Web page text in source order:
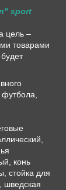
sport
цель –
товарами
конь
стойка для
шведская